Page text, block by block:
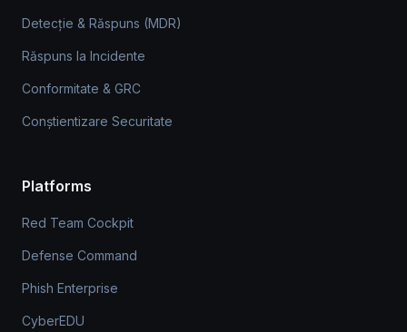
Detecție & Răspuns (MDR)
Răspuns la Incidente
Conformitate & GRC
Conștientizare Securitate
Platforms
Red Team Cockpit
Defense Command
Phish Enterprise
CyberEDU